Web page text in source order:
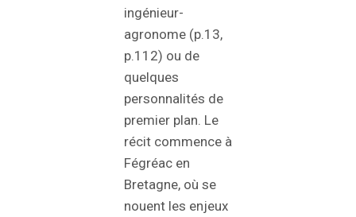
ingénieur-
agronome (p.13,
p.112) ou de
quelques
personnalités de
premier plan. Le
récit commence à
Fégréac en
Bretagne, où se
nouent les enjeux